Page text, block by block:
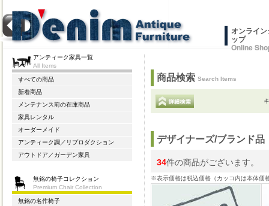
オンライ
ップ
Online
アンティーク家具一覧
All Items
すべての商品
新着商品
メンテナンス前の在庫商品
家具レンタル
オーダーメイド
アンティーク調／リプロダクション
アウトドア／ガーデン家具
無銘の椅子コレクション
Premium Chair Collection
無銘の名作椅子
商品検索 Search Items
デザイナーズ/ブランド品
34件の商品がございます。
※表示価格は税込価格（カッコ内は本体価